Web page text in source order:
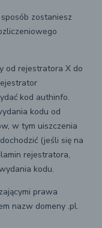
zostaniesz
od rejestratora X do
kod authinfo.
kodu od
w tym uiszczenia
(jeśli się na
rejestratora,
kodu.
prawa
nazw domeny .pl.